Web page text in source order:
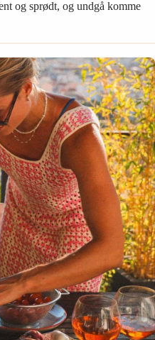
og sprødt, og undgå komme